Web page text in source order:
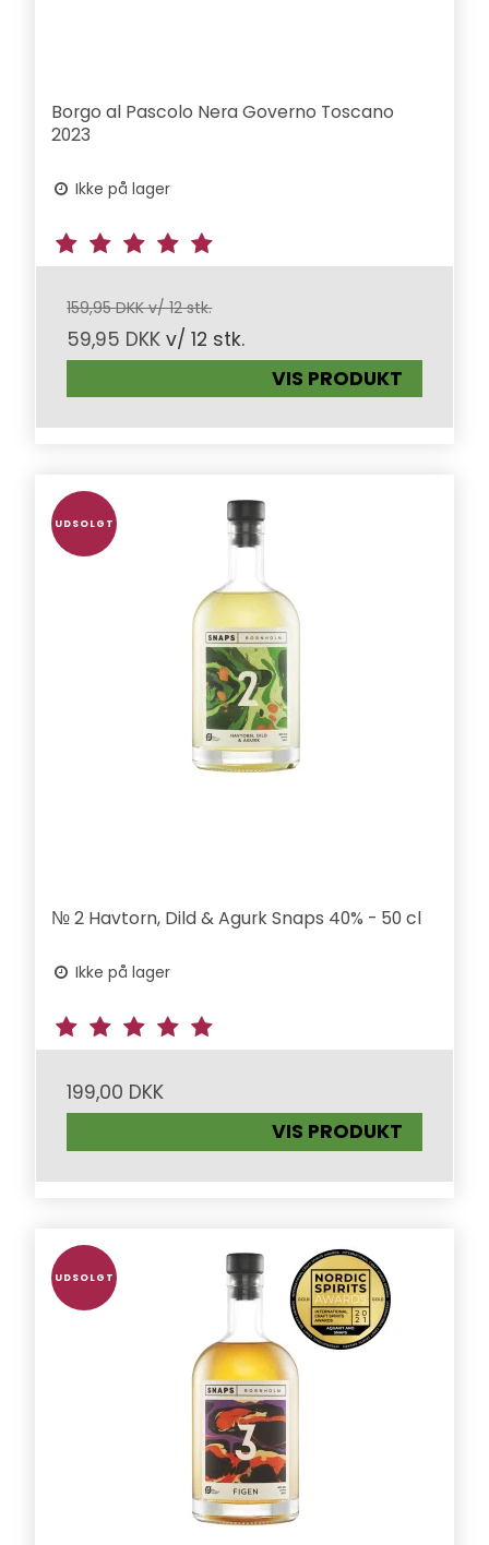
Borgo al Pascolo Nera Governo Toscano
2023
Ikke på lager
159,95 DKK v/ 12 stk.
59,95 DKK v/ 12 stk.
VIS PRODUKT
UDSOLGT
№ 2 Havtorn, Dild & Agurk Snaps 40% - 50 cl
Ikke på lager
199,00 DKK
VIS PRODUKT
UDSOLGT